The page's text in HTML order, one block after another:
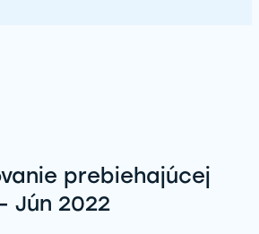
prebiehajúcej
Jún 2022